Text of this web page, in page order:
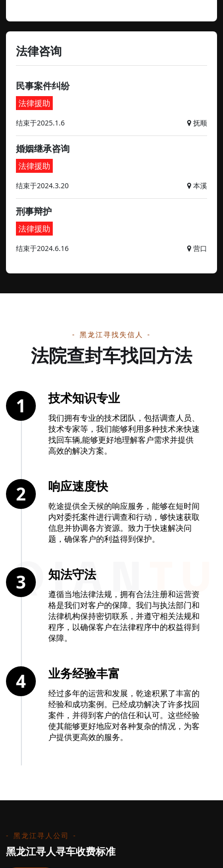
法律咨询
民事案件纠纷
法律援助
结束于2025.1.6 抚顺
婚姻继承咨询
法律援助
结束于2024.3.20 本溪
刑事辩护
法律援助
结束于2024.6.16 营口
黑龙江寻找失信人
法院查封车找回方法
技术知识专业
我们拥有专业的技术团队，包括调查人员、
技术专家等，我们能够利用多种技术来快速
找回车辆,能够更好地理解客户需求并提供
高效的解决方案。
1
响应速度快
乾途提供全天候的响应服务，能够在短时间
内对委托案件进行调查和行动，够快速获取
信息并协调各方资源。致力于快速解决问
题，确保客户的利益得到保护。
2
知法守法
遵循当地法律法规，拥有合法注册和运营资
格是我们对客户的保障。我们与执法部门和
法律机构保持密切联系，并遵守相关法规和
程序，以确保客户在法律程序中的权益得到
保障。
3
业务经验丰富
经过多年的运营和发展，乾途积累了丰富的
经验和成功案例。已经成功解决了许多找回
案件，并得到客户的信任和认可。这些经验
使其能够更好地应对各种复杂的情况，为客
户提供更高效的服务。
4
黑龙江寻人公司
黑龙江寻人寻车收费标准